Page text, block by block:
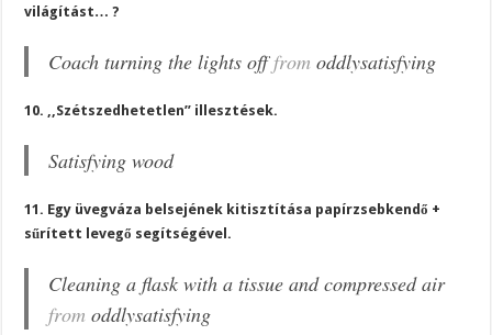
világítást… ?
Coach turning the lights offfromoddlysatisfying
10. ,,Szétszedhetetlen” illesztések.
Satisfying wood
11. Egy üvegváza belsejének kitisztítása papírzsebkendő +
sűrített levegő segítségével.
Cleaning a flask with a tissue and compressed air
fromoddlysatisfying